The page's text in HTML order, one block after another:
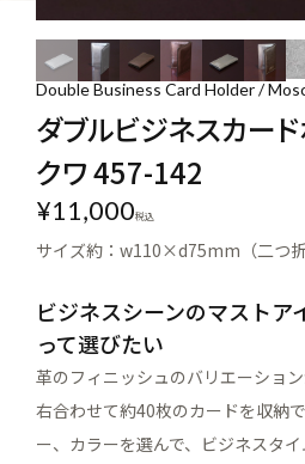
Double Business Card Holder /
ダブルビジネスカー
クワ 457-142
¥11,000税込
サイズ約：w110×d75mm（二つ折
ビジネスシーンのマストア
って選びたい
革のフィニッシュのバリエーショ
右合わせて約40枚のカードを収納
ー、カラーを選んで、ビジネスタイ